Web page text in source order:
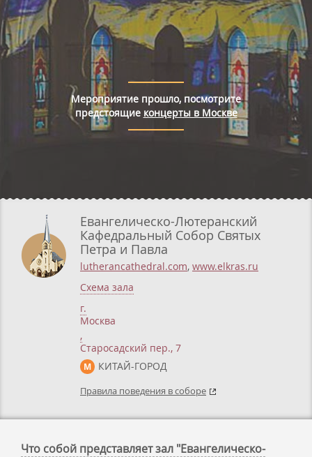
Евангелическо-Лютеранский
Кафедральный Собор Святых
Петра и Павла
lutherancathedral.com, www.elkras.ru
Схема зала
г.
Москва
,
Старосадский пер., 7
М КИТАЙ-ГОРОД
Правила поведения в соборе
Мероприятие прошло, посмотрите
предстоящие концерты в Москве
Что собой представляет зал "Евангелическо-